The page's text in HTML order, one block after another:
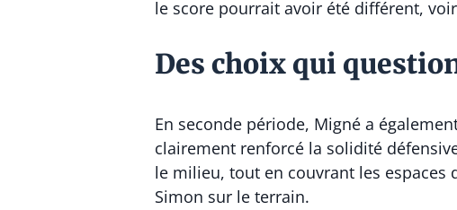
le score pourrait avoir été différent,
Des choix qui
En seconde période, Migné a
clairement renforcé la solidité
le milieu, tout en couvrant les espaces
Simon sur le terrain.